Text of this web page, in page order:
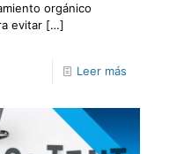
orgánico
evitar […]
Leer más